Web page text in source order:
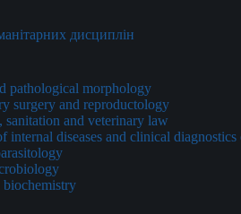
дисциплін
pathological morphology
surgery and reproductology
sanitation and veterinary law
internal diseases and clinical
biochemistry